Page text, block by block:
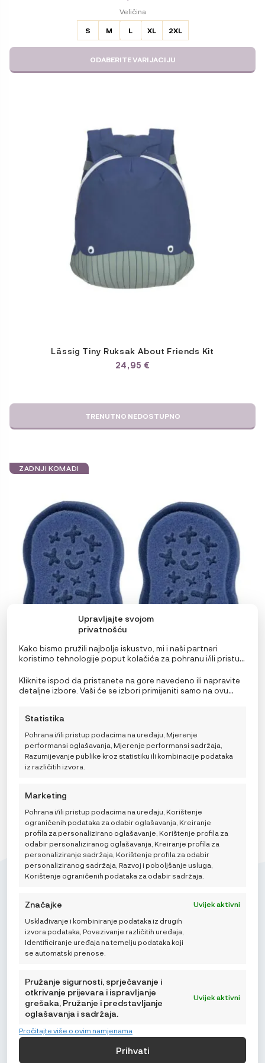
Upravljajte svojom
privatnošću
Kako bismo pružili najbolje iskustvo, mi i naši partneri
koristimo tehnologije poput kolačića za pohranu i/ili pristup
omogućit će nama i našim partnerima obradu osobnih
podataka kao što su ponašanje pri pregledavanju ili
jedinstveni ID-ovi na ovoj stranici i prikazujemo
privole može negativno utjecati na određene značajke i
Kliknite ispod da pristanete na gore navedeno ili napravite
detaljne izbore. Vaši će se izbori primijeniti samo na ovu
prekidača na Politici kolačića ili klikom na gumb za
upravljanje privolom na dnu ekrana.
Statistika
Pohrana i/ili pristup podacima na uređaju, Mjerenje
performansi oglašavanja, Mjerenje performansi sadržaja,
Razumijevanje publike kroz statistiku ili kombinacije podataka
iz različitih izvora.
Marketing
Pohrana i/ili pristup podacima na uređaju, Korištenje
ograničenih podataka za odabir oglašavanja, Kreiranje
profila za personalizirano oglašavanje, Korištenje profila za
odabir personaliziranog oglašavanja, Kreiranje profila za
personaliziranje sadržaja, Korištenje profila za odabir
personaliziranog sadržaja, Razvoj i poboljšanje usluga,
Korištenje ograničenih podataka za odabir sadržaja.
Značajke
Uvijek aktivni
Usklađivanje i kombiniranje podataka iz drugih
izvora podataka, Povezivanje različitih uređaja,
Identificiranje uređaja na temelju podataka koji
se automatski prenose.
Pružanje sigurnosti, sprječavanje i
otkrivanje prijevara i ispravljanje
grešaka, Pružanje i predstavljanje
oglašavanja i sadržaja.
Uvijek aktivni
Pročitajte više o ovim namjenama
Prihvati
Veličina
S
M L XL 2XL
ODABERITE VARIJACIJU
Lässig Tiny Ruksak About Friends Kit
24,95 €
TRENUTNO NEDOSTUPNO
IZVORNA
BILA
JE:
7,99€ TRENUTNA
JE:
7,99 €.
4,79€
ZADNJI KOMADI
Mikroedra d.o.o.
(01) 48 22 132
info@najnaj.eu
SAVJETI